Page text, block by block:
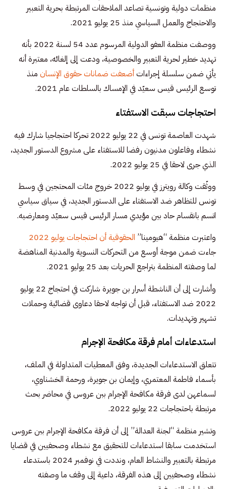
منظمات دولية وتونسية تصاعد الملاحقات المرتبطة بحرية التعبير
والاحتجاج والعمل السياسي منذ 25 يوليو 2021.
ووصفت منظمة العفو الدولية المرسوم عدد 54 لسنة 2022 بأنه
تهديد خطير لحرية التعبير والخصوصية، ودعت إلى إلغائه، معتبرة أنه
يأتي ضمن سلسلة إجراءات أضعفت ضمانات حقوق الإنسان منذ
توسع الرئيس قيس سعيّد في الإمساك بالسلطات عام 2021.
احتجاجات سبقت الاستفتاء
شهدت العاصمة تونس في 22 يوليو 2022 تحركا احتجاجيا شارك فيه
نشطاء وفاعلون مدنيون رفضا للاستفتاء على مشروع الدستور الجديد،
الذي جرى لاحقا في 25 يوليو 2022.
ووثّقت وكالة رويترز في يوليو 2022 خروج مئات المحتجين في وسط
تونس للتظاهر ضد الاستفتاء على الدستور الجديد، في سياق سياسي
اتسم بانقسام حاد بين مؤيدي مسار الرئيس قيس سعيّد ومعارضيه.
واعتبرت منظمة “هيومينا” الحقوقية أن احتجاجات يوليو 2022
جاءت ضمن موجة أوسع من التحركات النسوية والمدنية المناهضة
لما وصفته المنظمة بتراجع الحريات بعد 25 يوليو 2021.
وأشارت إلى أن الناشطة أسرار بن جويرة شاركت في احتجاج 22 يوليو
2022 ضد الاستفتاء، قبل أن تواجه لاحقا دعاوى قضائية وحملات
تشهير وتهديدات.
استدعاءات أمام فرقة مكافحة الإجرام
تتعلق الاستدعاءات الجديدة، وفق المعطيات المتداولة في الملف،
بأسماء فاطمة المعتمري، وإيمان بن جويرة، ورحمة الخشناوي،
لسماعهن لدى فرقة مكافحة الإجرام ببن عروس في محاضر بحث
مرتبطة باحتجاجات 22 يوليو 2022.
وتشير منظمة “لجنة العدالة” إلى أن فرقة مكافحة الإجرام ببن عروس
استخدمت سابقا استدعاءات للتحقيق مع نشطاء وصحفيين في قضايا
مرتبطة بالتعبير والنشاط العام، ونددت في نوفمبر 2024 باستدعاء
نشطاء وصحفيين إلى هذه الفرقة، داعية إلى وقف ما وصفته